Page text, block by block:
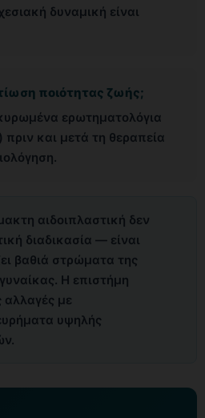
δυναμική είναι
ποιότητας ζωής;
ερωτηματολόγια
πριν και μετά τη θεραπεία
αιδοιπλαστική δεν
διαδικασία — είναι
βαθιά στρώματα της
Η επιστήμη
αλλαγές με
υψηλής